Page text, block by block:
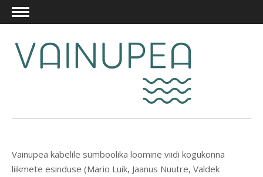
Vainupea kabelile sümboolika loomine viidi kogukonna
liikmete esinduse (Mario Luik, Jaanus Nuutre, Valdek